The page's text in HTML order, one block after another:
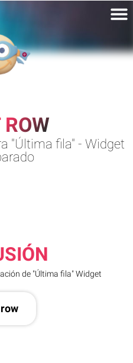
"Última fila" - Widget
de "Última fila" Widget